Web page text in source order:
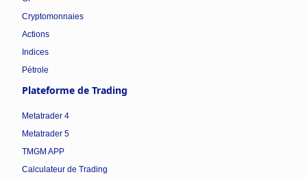
Cryptomonnaies
Actions
Indices
Pétrole
Plateforme de Trading
Metatrader 4
Metatrader 5
TMGM APP
Calculateur de Trading